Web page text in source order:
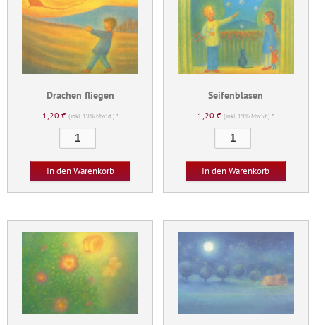
Drachen fliegen
1,20 € (inkl. 19% MwSt.) *
fliegen
Menge
In den Warenkorb
Seifenblasen
1,20€ (inkl. 19% MwSt.) *
Menge
In den Warenkorb